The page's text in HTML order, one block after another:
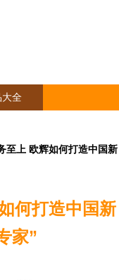
大全
至上 欧辉如何打造中国新
何打造中国新
家”